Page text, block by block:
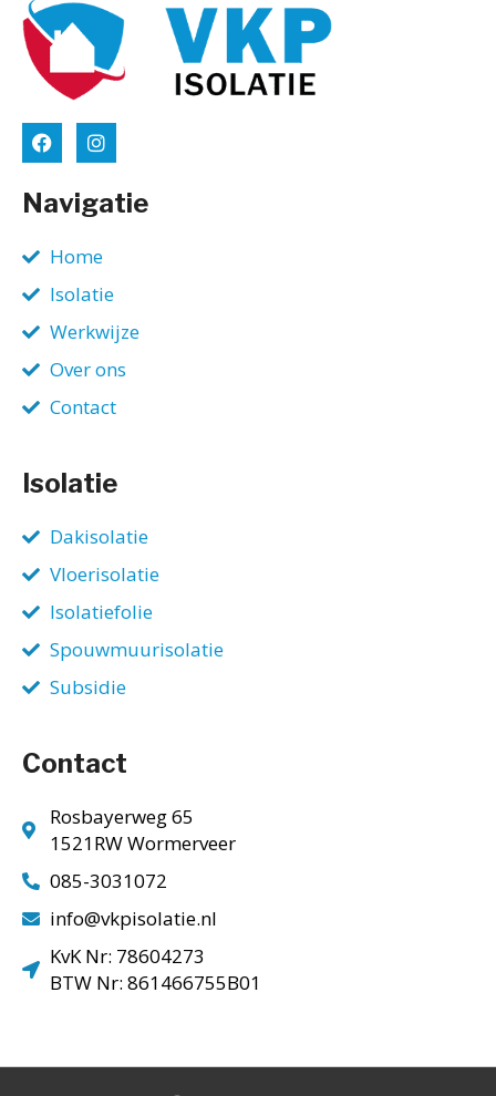
Navigatie
Home
Isolatie
Werkwijze
Over ons
Contact
Isolatie
Dakisolatie
Vloerisolatie
Isolatiefolie
Spouwmuurisolatie
Subsidie
Contact
Rosbayerweg 65
1521RW Wormerveer
085-3031072
info@vkpisolatie.nl
KvK Nr: 78604273
BTW Nr: 861466755B01